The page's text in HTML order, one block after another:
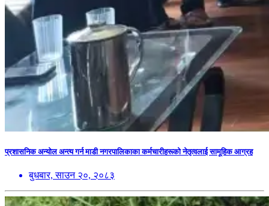
प्रशासनिक अन्योल अन्त्य गर्न माडी नगरपालिकाका कर्मचारीहरूको नेतृत्वलाई सामूहिक आग्रह
बुधबार, साउन २०, २०८३